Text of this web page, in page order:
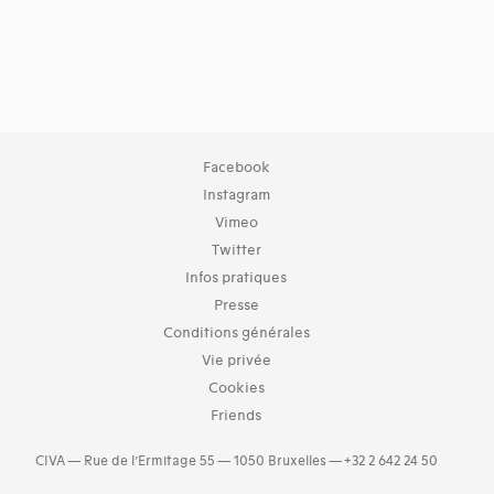
Facebook
Instagram
Vimeo
Twitter
Infos pratiques
Presse
Conditions générales
Vie privée
Cookies
Friends
CIVA — Rue de l’Ermitage 55 — 1050 Bruxelles — +32 2 642 24 50